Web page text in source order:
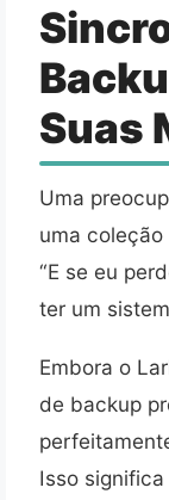
Suas
Uma
uma
“E se eu
ter um
Embora o
de backup
Isso